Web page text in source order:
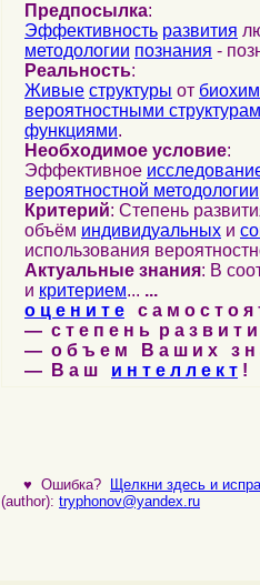
Предпосылка:
Эффективность развития
методологии познания -
Реальность:
Живые структуры от
вероятностными
функциями.
Необходимое условие:
Эффективное
вероятностной методологии
Критерий: Степень
объём индивидуальных и
использования
Актуальные знания: В
и критерием... ...
о ц е н и т е с а м о с т о я
— с т е п е н ь р а з в и т
— о б ъ е м В а ш и х з н
— В а ш и н т е л л е к т !
♥ Ошибка? Щелкни здесь и
(author): tryphonov@yandex.ru